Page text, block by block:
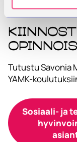
Tutustu Savonia
YAMK-
Sosiaali- ja